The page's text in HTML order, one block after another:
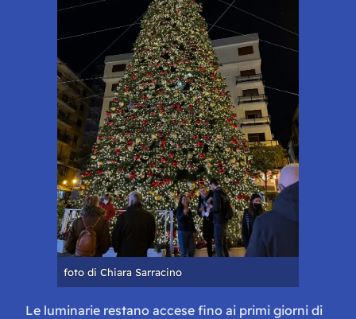
foto di Chiara Sarracino
Le luminarie restano accese fino ai primi giorni di